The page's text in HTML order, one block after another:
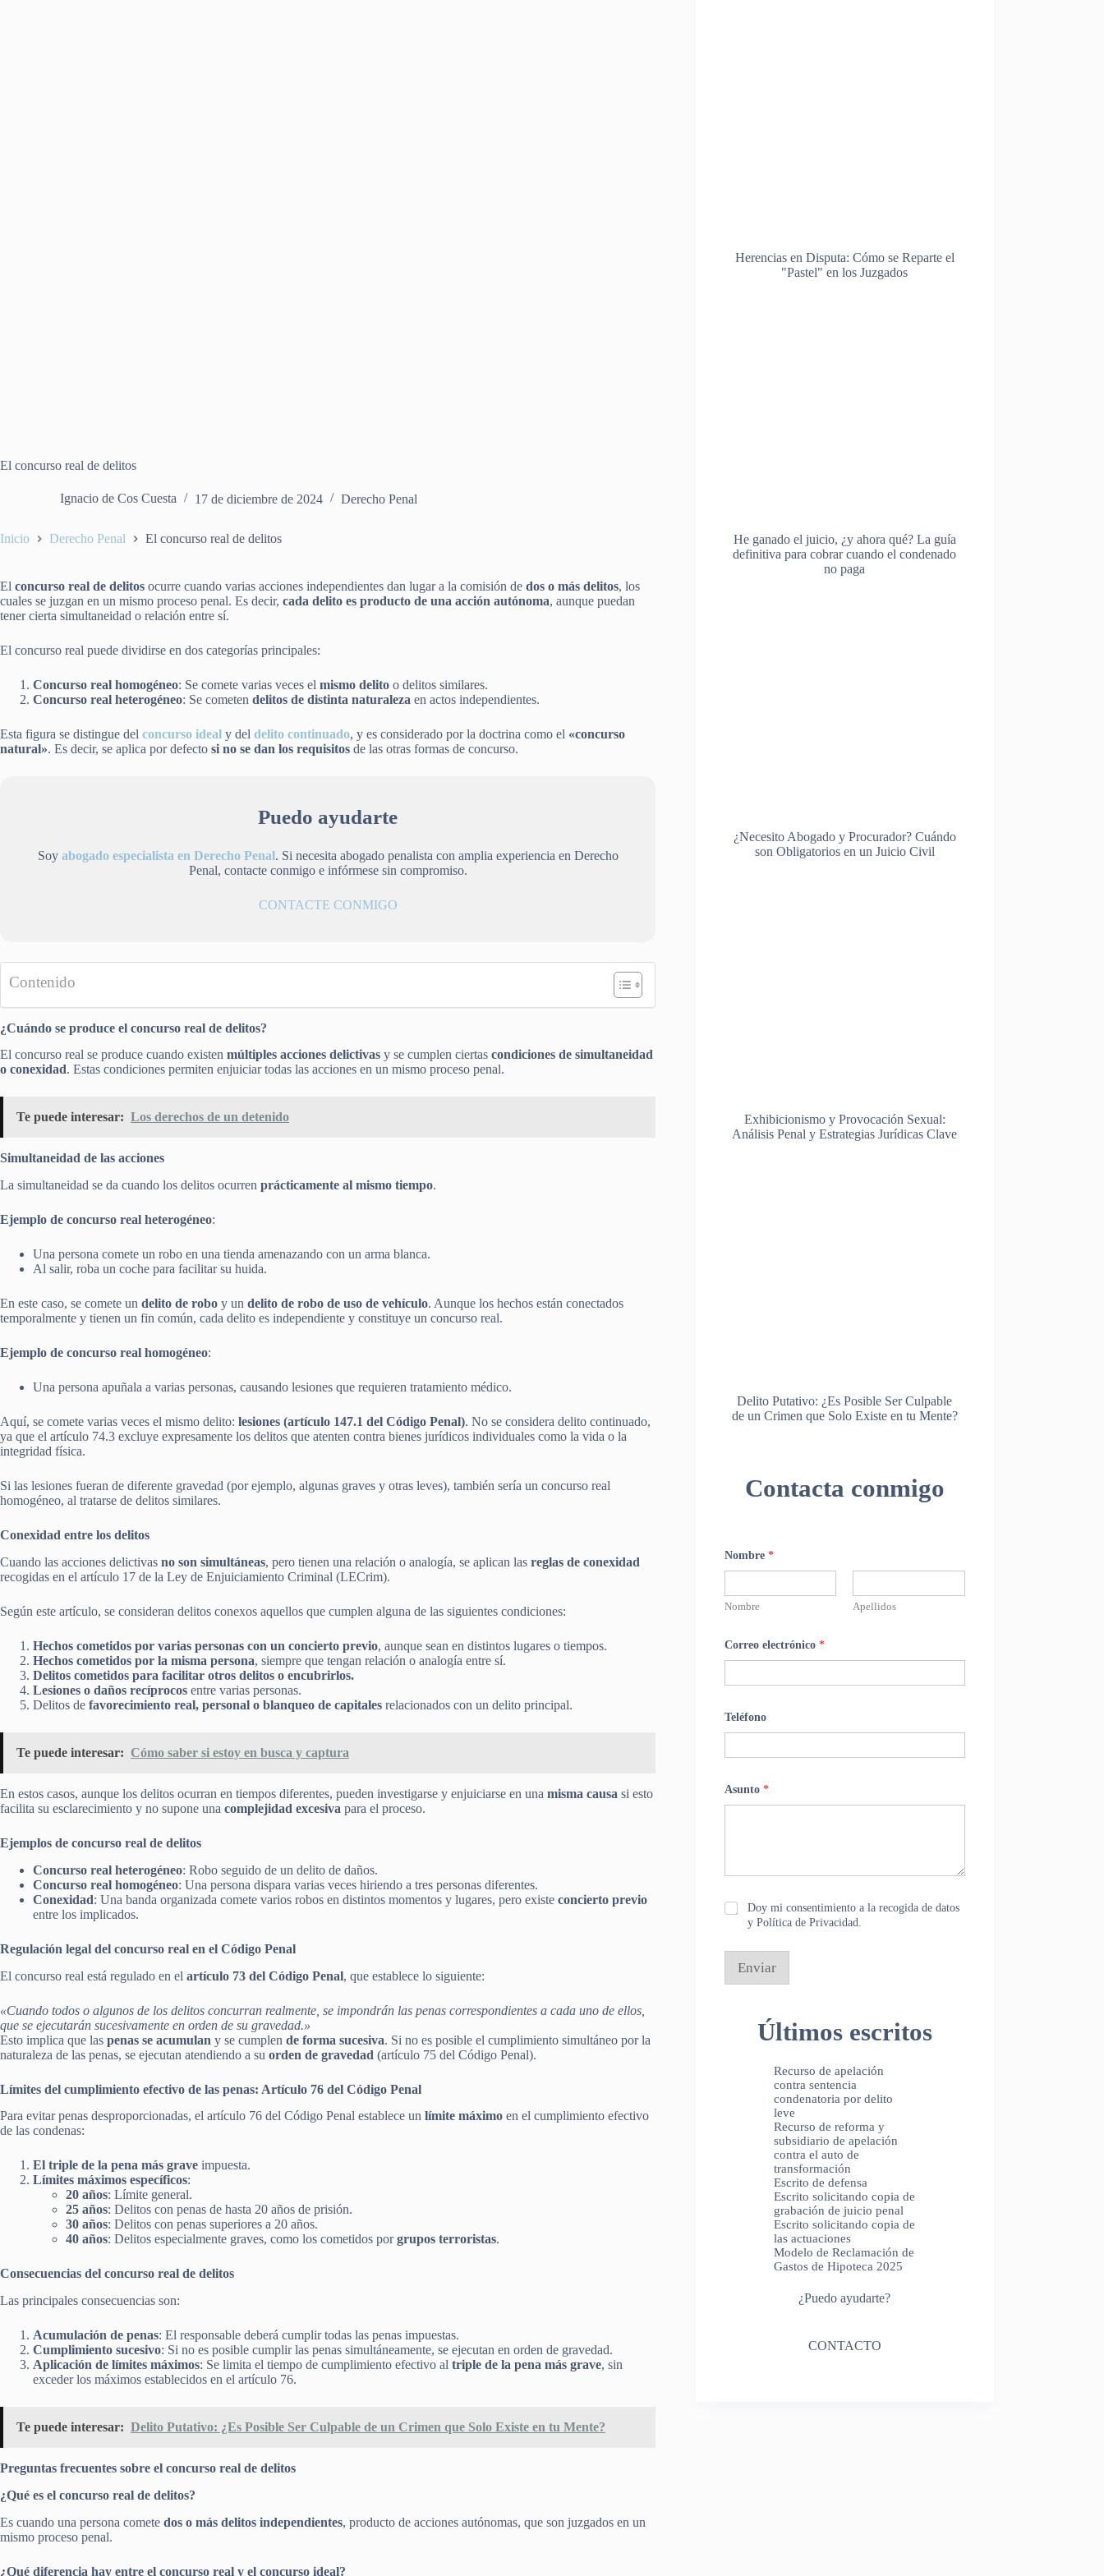
El concurso real de delitos
Ignacio de Cos Cuesta 17 de diciembre de 2024 Derecho Penal
Inicio Derecho Penal El concurso real de delitos
El concurso real de delitos ocurre cuando varias acciones independientes dan lugar a la comisión de dos o más delitos, los
cuales se juzgan en un mismo proceso penal. Es decir, cada delito es producto de una acción autónoma, aunque puedan
tener cierta simultaneidad o relación entre sí.
El concurso real puede dividirse en dos categorías principales:
Concurso real homogéneo: Se comete varias veces el mismo delito o delitos similares.
Concurso real heterogéneo: Se cometen delitos de distinta naturaleza en actos independientes.
Esta figura se distingue del concurso ideal y del delito continuado, y es considerado por la doctrina como el «concurso
natural». Es decir, se aplica por defecto si no se dan los requisitos de las otras formas de concurso.
Puedo ayudarte
Soy abogado especialista en Derecho Penal. Si necesita abogado penalista con amplia experiencia en Derecho
Penal, contacte conmigo e infórmese sin compromiso.
CONTACTE CONMIGO
Contenido
¿Cuándo se produce el concurso real de delitos?
El concurso real se produce cuando existen múltiples acciones delictivas y se cumplen ciertas condiciones de simultaneidad
o conexidad. Estas condiciones permiten enjuiciar todas las acciones en un mismo proceso penal.
Te puede interesar: Los derechos de un detenido
Simultaneidad de las acciones
La simultaneidad se da cuando los delitos ocurren prácticamente al mismo tiempo.
Ejemplo de concurso real heterogéneo:
Una persona comete un robo en una tienda amenazando con un arma blanca.
Al salir, roba un coche para facilitar su huida.
En este caso, se comete un delito de robo y un delito de robo de uso de vehículo. Aunque los hechos están conectados
temporalmente y tienen un fin común, cada delito es independiente y constituye un concurso real.
Ejemplo de concurso real homogéneo:
Una persona apuñala a varias personas, causando lesiones que requieren tratamiento médico.
Aquí, se comete varias veces el mismo delito: lesiones (artículo 147.1 del Código Penal). No se considera delito continuado,
ya que el artículo 74.3 excluye expresamente los delitos que atenten contra bienes jurídicos individuales como la vida o la
integridad física.
Si las lesiones fueran de diferente gravedad (por ejemplo, algunas graves y otras leves), también sería un concurso real
homogéneo, al tratarse de delitos similares.
Conexidad entre los delitos
Cuando las acciones delictivas no son simultáneas, pero tienen una relación o analogía, se aplican las reglas de conexidad
recogidas en el artículo 17 de la Ley de Enjuiciamiento Criminal (LECrim).
Según este artículo, se consideran delitos conexos aquellos que cumplen alguna de las siguientes condiciones:
Hechos cometidos por varias personas con un concierto previo, aunque sean en distintos lugares o tiempos.
Hechos cometidos por la misma persona, siempre que tengan relación o analogía entre sí.
Delitos cometidos para facilitar otros delitos o encubrirlos.
Lesiones o daños recíprocos entre varias personas.
Delitos de favorecimiento real, personal o blanqueo de capitales relacionados con un delito principal.
Te puede interesar: Cómo saber si estoy en busca y captura
En estos casos, aunque los delitos ocurran en tiempos diferentes, pueden investigarse y enjuiciarse en una misma causa si esto
facilita su esclarecimiento y no supone una complejidad excesiva para el proceso.
Ejemplos de concurso real de delitos
Concurso real heterogéneo: Robo seguido de un delito de daños.
Concurso real homogéneo: Una persona dispara varias veces hiriendo a tres personas diferentes.
Conexidad: Una banda organizada comete varios robos en distintos momentos y lugares, pero existe concierto previo
entre los implicados.
Regulación legal del concurso real en el Código Penal
El concurso real está regulado en el artículo 73 del Código Penal, que establece lo siguiente:
«Cuando todos o algunos de los delitos concurran realmente, se impondrán las penas correspondientes a cada uno de ellos,
que se ejecutarán sucesivamente en orden de su gravedad.»
Esto implica que las penas se acumulan y se cumplen de forma sucesiva. Si no es posible el cumplimiento simultáneo por la
naturaleza de las penas, se ejecutan atendiendo a su orden de gravedad (artículo 75 del Código Penal).
Límites del cumplimiento efectivo de las penas: Artículo 76 del Código Penal
Para evitar penas desproporcionadas, el artículo 76 del Código Penal establece un límite máximo en el cumplimiento efectivo
de las condenas:
El triple de la pena más grave impuesta.
Límites máximos específicos:
20 años: Límite general.
25 años: Delitos con penas de hasta 20 años de prisión.
30 años: Delitos con penas superiores a 20 años.
40 años: Delitos especialmente graves, como los cometidos porgrupos terroristas.
Consecuencias del concurso real de delitos
Las principales consecuencias son:
Acumulación de penas: El responsable deberá cumplir todas las penas impuestas.
Cumplimiento sucesivo: Si no es posible cumplir las penas simultáneamente, se ejecutan en orden de gravedad.
Aplicación de límites máximos: Se limita el tiempo de cumplimiento efectivo al triple de la pena más grave, sin
exceder los máximos establecidos en el artículo 76.
Te puede interesar: Delito Putativo: ¿Es Posible Ser Culpable de un Crimen que Solo Existe en tu Mente?
Preguntas frecuentes sobre el concurso real de delitos
¿Qué es el concurso real de delitos?
Es cuando una persona comete dos o más delitos independientes, producto de acciones autónomas, que son juzgados en un
mismo proceso penal.
¿Qué diferencia hay entre el concurso real y el concurso ideal?
Herencias en Disputa: Cómo se Reparte el
"Pastel" en los Juzgados
He ganado el juicio, ¿y ahora qué? La guía
definitiva para cobrar cuando el condenado
no paga
¿Necesito Abogado y Procurador? Cuándo
son Obligatorios en un Juicio Civil
Exhibicionismo y Provocación Sexual:
Análisis Penal y Estrategias Jurídicas Clave
Delito Putativo: ¿Es Posible Ser Culpable
de un Crimen que Solo Existe en tu Mente?
Contacta conmigo
Nombre *
Nombre Apellidos
Correo electrónico *
Teléfono
Asunto *
Doy mi consentimiento a la recogida de datos
y Política de Privacidad.
Enviar
Últimos escritos
Recurso de apelación
contra sentencia
condenatoria por delito
leve
Recurso de reforma y
subsidiario de apelación
contra el auto de
transformación
Escrito de defensa
Escrito solicitando copia de
grabación de juicio penal
Escrito solicitando copia de
las actuaciones
Modelo de Reclamación de
Gastos de Hipoteca 2025
¿Puedo ayudarte?
CONTACTO